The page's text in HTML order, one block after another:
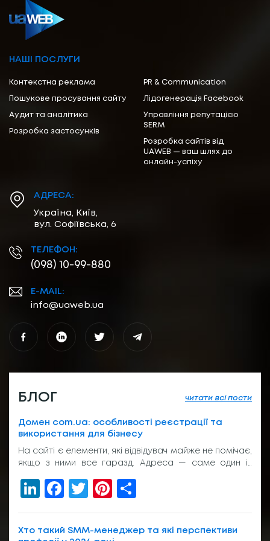
НАШІ ПОСЛУГИ
Контекстна реклама
Пошукове просування сайту
Аудит та аналітика
Розробка застосунків
PR & Communication
Лідогенерація Facebook
Управління репутацією
SERM
Розробка сайтів від
UAWEB — ваш шлях до
онлайн-успіху
АДРЕСА:
Україна, Київ,
вул. Софіївська, 6
ТЕЛЕФОН:
(098) 10-99-880
E-MAIL:
info@uaweb.ua
БЛОГ читати всі пости
Домен com.ua: особливості реєстрації та
використання для бізнесу
На сайті є елементи, які відвідувач майже не помічає,
якщо з ними все гаразд. Адреса — саме один із
рекламі, у листуванні з клієнтом, на вивісці біля входу
або в підписі менеджера. І якщо вона виглядає
звично, людина просто переходить далі. Без зайвих
LinkedIn
Facebook
TwitterPinterest
Хто такий SMM-менеджер та які перспективи